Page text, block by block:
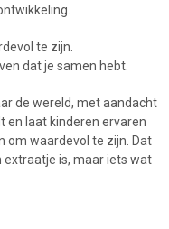
te zijn.
dat je samen hebt.
de wereld, met aandacht
en laat kinderen ervaren
om waardevol te zijn. Dat
extraatje is, maar iets wat